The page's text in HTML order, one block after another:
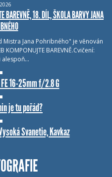
BAREVNĚ, 18. DÍL, ŠKOLA BARVY JANA
Jana Pohribného" je věnován
KOMPONUJTE BAREVNĚ.Cvičení:
alespoň…
16-25mm f/2.8 G
je tu pořád?
Svanetie, Kavkaz